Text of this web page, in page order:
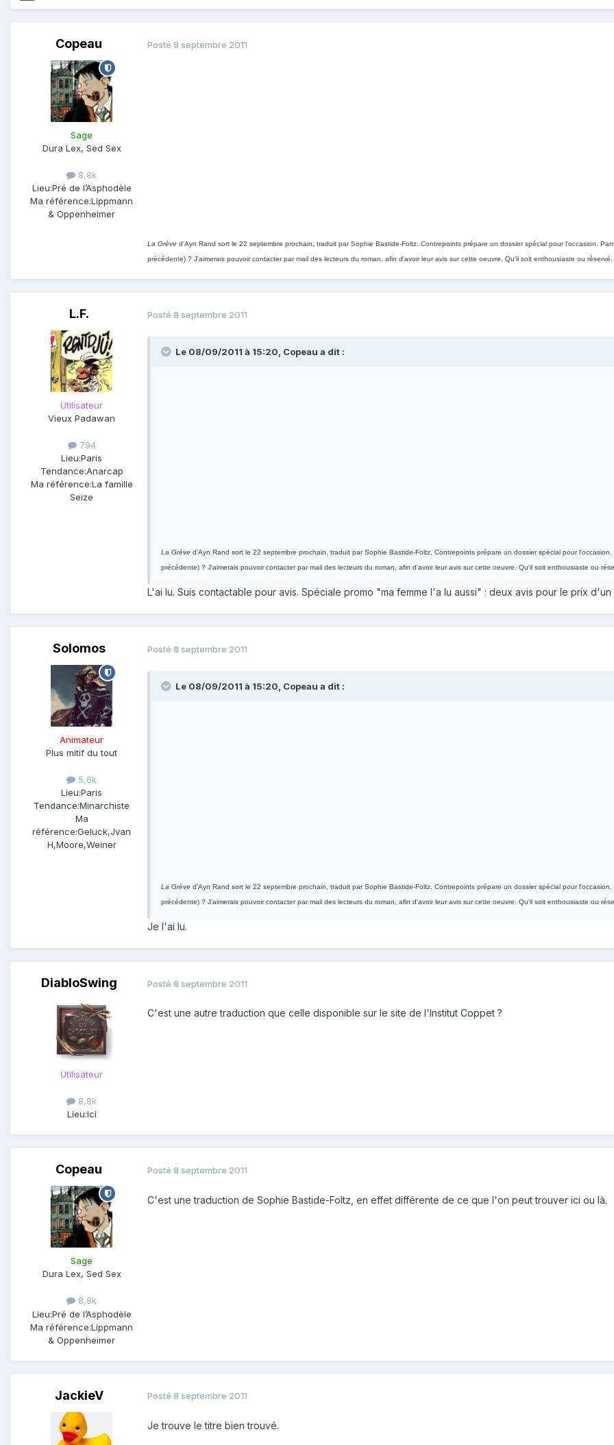
Copeau
Sage
Dura Lex, Sed Sex
8,8k
Lieu:Pré de l’Asphodèle
Ma référence:Lippmann
& Oppenheimer
Posté 8 septembre 2011
La Grève d'Ayn Rand sort le 22 septembre prochain, traduit par Sophie Bastide-Foltz. Contrepoints prépare un dossier spécial pour l'occasion.
précédente) ? J'aimerais pouvoir contacter par mail des lecteurs du roman, afin d'avoir leur avis sur cette oeuvre. Qu'il soit enthousiaste ou réservé.
L.F.
Utilisateur
Vieux Padawan
794
Lieu:Paris
Tendance:Anarcap
Ma référence:La famille
Seize
Posté 8 septembre 2011
Le 08/09/2011 à 15:20, Copeau a dit :
La Grève d'Ayn Rand sort le 22 septembre prochain, traduit par Sophie Bastide-Foltz. Contrepoints prépare un dossier spécial pour l'occasion.
précédente) ? J'aimerais pouvoir contacter par mail des lecteurs du roman, afin d'avoir leur avis sur cette oeuvre. Qu'il soit enthousiaste ou
L'ai lu. Suis contactable pour avis. Spéciale promo "ma femme l'a lu aussi" : deux avis pour le prix d'un
Solomos
Animateur
Plus mitif du tout
5,6k
Lieu:Paris
Tendance:Minarchiste
Ma
référence:Geluck,Jvan
H,Moore,Weiner
Posté 8 septembre 2011
Le 08/09/2011 à 15:20, Copeau a dit :
La Grève d'Ayn Rand sort le 22 septembre prochain, traduit par Sophie Bastide-Foltz. Contrepoints prépare un dossier spécial pour l'occasion.
précédente) ? J'aimerais pouvoir contacter par mail des lecteurs du roman, afin d'avoir leur avis sur cette oeuvre. Qu'il soit enthousiaste ou
Je l'ai lu.
DiabloSwing
Utilisateur
8,8k
Lieu:Ici
Posté 8 septembre 2011
C'est une autre traduction que celle disponible sur le site de l'Institut Coppet ?
Copeau
Sage
Dura Lex, Sed Sex
8,8k
Lieu:Pré de l’Asphodèle
Ma référence:Lippmann
& Oppenheimer
Posté 8 septembre 2011
C'est une traduction de Sophie Bastide-Foltz, en effet différente de ce que l'on peut trouver ici ou là.
JackieV Posté 8 septembre 2011
Je trouve le titre bien trouvé.